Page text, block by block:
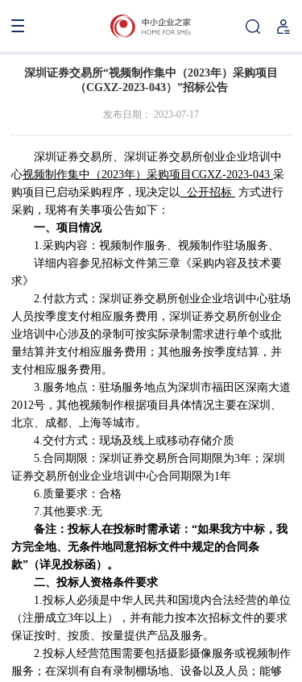
深圳证券交易所“视频制作集中（2023年）采购项目
（CGXZ-2023-043）”招标公告
发布日期： 2023-07-17
深圳证券交易所、深圳证券交易所创业企业培训中
心视频制作集中（2023年）采购项目CGXZ-2023-043 采
购项目已启动采购程序，现决定以 公开招标 方式进行
采购，现将有关事项公告如下：
一、项目情况
1.采购内容：视频制作服务、视频制作驻场服务、
详细内容参见招标文件第三章《采购内容及技术要
求》
2.付款方式：深圳证券交易所创业企业培训中心驻场
人员按季度支付相应服务费用，深圳证券交易所创业企
业培训中心涉及的录制可按实际录制需求进行单个或批
量结算并支付相应服务费用；其他服务按季度结算，并
支付相应服务费用。
3.服务地点：驻场服务地点为深圳市福田区深南大道
2012号，其他视频制作根据项目具体情况主要在深圳、
北京、成都、上海等城市。
4.交付方式：现场及线上或移动存储介质
5.合同期限：深圳证券交易所合同期限为3年；深圳
证券交易所创业企业培训中心合同期限为1年
6.质量要求：合格
7.其他要求:无
备注：投标人在投标时需承诺：“如果我方中标，我
方完全地、无条件地同意招标文件中规定的合同条
款”（详见投标函）。
二、投标人资格条件要求
1.投标人必须是中华人民共和国境内合法经营的单位
（注册成立3年以上），并有能力按本次招标文件的要求
保证按时、按质、按量提供产品及服务。
2.投标人经营范围需要包括摄影摄像服务或视频制作
服务；在深圳有自有录制棚场地、设备以及人员；能够